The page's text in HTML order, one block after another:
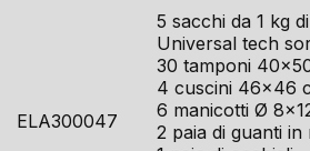
ELA300047
5 sacchi da 1 kg di
Universal tech
30 tamponi
4 cuscini 46×46
6 manicotti Ø
2 paia di guanti in